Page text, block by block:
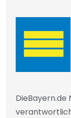
DieBayern.de